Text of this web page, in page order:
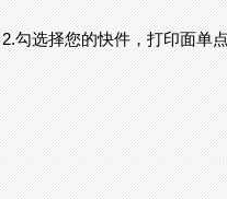
2.勾选择您的快件，打印面单